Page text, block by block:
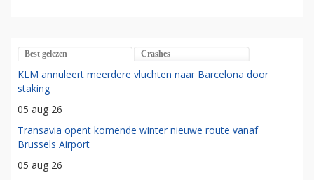
Best gelezen Crashes
KLM annuleert meerdere vluchten naar Barcelona door
staking
05 aug 26
Transavia opent komende winter nieuwe route vanaf
Brussels Airport
05 aug 26